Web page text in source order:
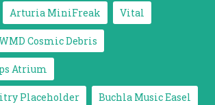
Arturia MiniFreak Vital
Cosmic Debris
Atrium
Placeholder Buchla Music Easel